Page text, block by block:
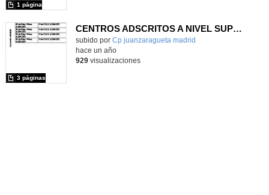
1 página
CENTROS ADSCRITOS A NIVEL SUPERIOR
subido por Cp juanzaragueta madrid
3 páginas
hace un año
929visualizaciones